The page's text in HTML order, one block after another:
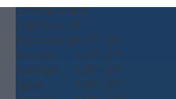
Θεσσαλονίκη
Σάββατο, 08
Παρασκευή+34°+26°
Κυριακή
+37°+27°
Δευτέρα
+35°+26°
Τρίτη
+36°+25°